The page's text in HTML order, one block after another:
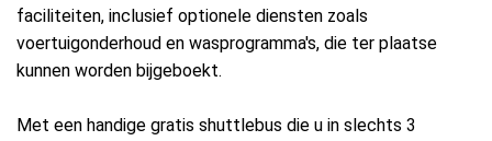
faciliteiten, inclusief optionele diensten zoals
voertuigonderhoud en wasprogramma's, die ter plaatse
kunnen worden bijgeboekt.
Met een handige gratis shuttlebus die u in slechts 3